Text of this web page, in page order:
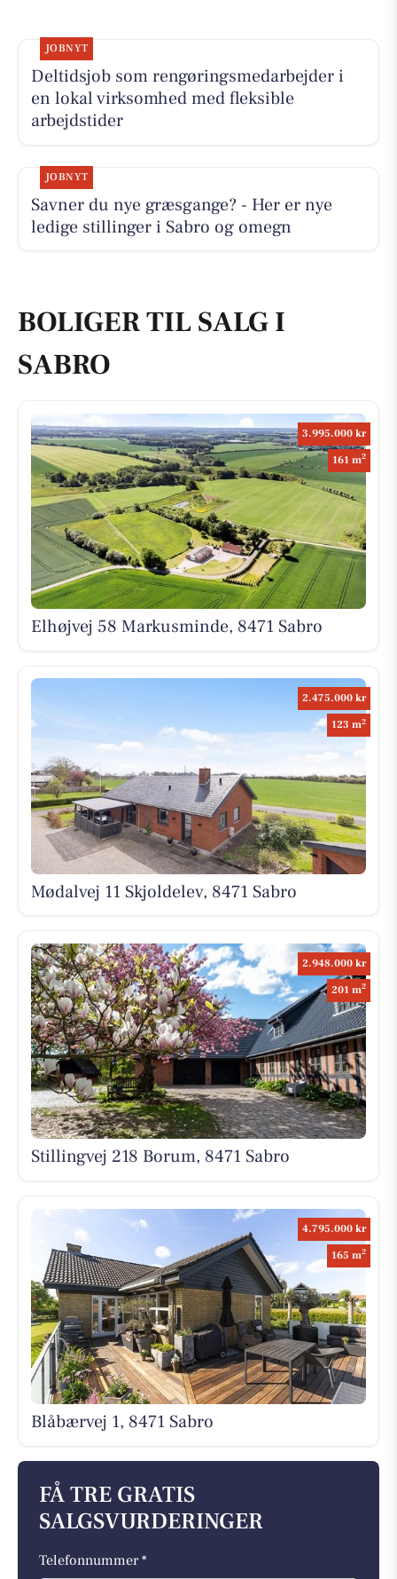
JOBNYT
Deltidsjob som rengøringsmedarbejder i
en lokal virksomhed med fleksible
arbejdstider
JOBNYT
Savner du nye græsgange? - Her er nye
ledige stillinger i Sabro og omegn
BOLIGER TIL SALG I
SABRO
3.995.000 kr
161 m2
Elhøjvej 58 Markusminde, 8471 Sabro
2.475.000 kr
123 m2
Mødalvej 11 Skjoldelev, 8471 Sabro
2.948.000 kr
201 m2
Stillingvej 218 Borum, 8471 Sabro
4.795.000 kr
165 m2
Blåbærvej 1, 8471 Sabro
FÅ TRE GRATIS
SALGSVURDERINGER
Telefonnummer *